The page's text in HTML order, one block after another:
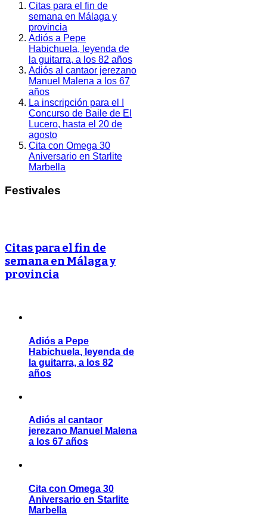
Citas para el fin de
semana en Málaga y
provincia
Adiós a Pepe
Habichuela, leyenda de
la guitarra, a los 82 años
Adiós al cantaor jerezano
Manuel Malena a los 67
años
La inscripción para el I
Concurso de Baile de El
Lucero, hasta el 20 de
agosto
Cita con Omega 30
Aniversario en Starlite
Marbella
Festivales
Citas para el fin de
semana en Málaga y
provincia
Adiós a Pepe
Habichuela, leyenda de
la guitarra, a los 82
años
Adiós al cantaor
jerezano Manuel Malena
a los 67 años
Cita con Omega 30
Aniversario en Starlite
Marbella